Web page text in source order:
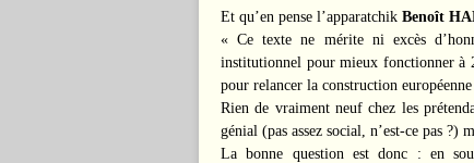
Et qu’en pense l’apparatchik Benoît
« Ce texte ne mérite ni excès
institutionnel pour mieux fonctionner à
pour relancer la construction
Rien de vraiment neuf chez les
génial (pas assez social, n’est-ce pas ?)
La bonne question est donc : en